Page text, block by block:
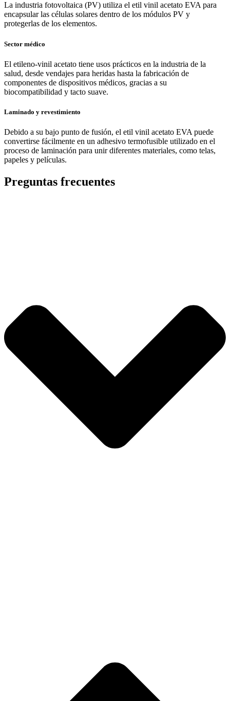
La industria fotovoltaica (PV) utiliza el etil vinil acetato EVA para
encapsular las células solares dentro de los módulos PV y
protegerlas de los elementos.
Sector médico
El etileno-vinil acetato tiene usos prácticos en la industria de la
salud, desde vendajes para heridas hasta la fabricación de
componentes de dispositivos médicos, gracias a su
biocompatibilidad y tacto suave.
Laminado y revestimiento
Debido a su bajo punto de fusión, el etil vinil acetato EVA puede
convertirse fácilmente en un adhesivo termofusible utilizado en el
proceso de laminación para unir diferentes materiales, como telas,
papeles y películas.
Preguntas frecuentes